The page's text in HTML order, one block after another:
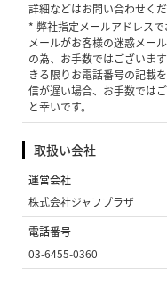
詳細などはお問い合わせくだ
* 弊社指定メールアドレス
メールがお客様の迷惑メー
の為、お手数ではございま
きる限りお電話番号の記載
信が遅い場合、お手数では
と幸いです。
取扱い会社
運営会社
株式会社ジャフプラザ
電話番号
03-6455-0360